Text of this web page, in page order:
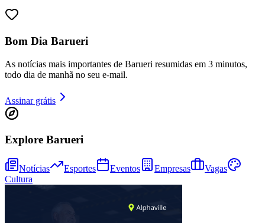
Ceará
Bom Dia Barueri
As notícias mais importantes de Barueri resumidas em 3 minutos,
todo dia de manhã no seu e-mail.
Assinar grátis
Explore Barueri
Notícias Esportes Eventos Empresas
Vagas
Cultura